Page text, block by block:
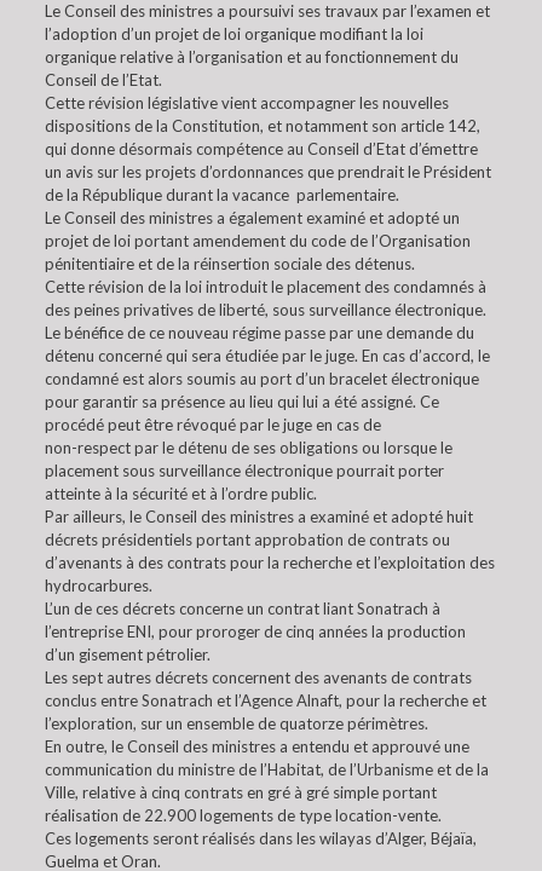
Le Conseil des ministres a poursuivi ses travaux par l’examen et
l’adoption d’un projet de loi organique modifiant la loi
organique relative à l’organisation et au fonctionnement du
Conseil de l’Etat.
Cette révision législative vient accompagner les nouvelles
dispositions de la Constitution, et notamment son article 142,
qui donne désormais compétence au Conseil d’Etat d’émettre
un avis sur les projets d’ordonnances que prendrait le Président
de la République durant la vacance parlementaire.
Le Conseil des ministres a également examiné et adopté un
projet de loi portant amendement du code de l’Organisation
pénitentiaire et de la réinsertion sociale des détenus.
Cette révision de la loi introduit le placement des condamnés à
des peines privatives de liberté, sous surveillance électronique.
Le bénéfice de ce nouveau régime passe par une demande du
détenu concerné qui sera étudiée par le juge. En cas d’accord, le
condamné est alors soumis au port d’un bracelet électronique
pour garantir sa présence au lieu qui lui a été assigné. Ce
procédé peut être révoqué par le juge en cas de
non-respect par le détenu de ses obligations ou lorsque le
placement sous surveillance électronique pourrait porter
atteinte à la sécurité et à l’ordre public.
Par ailleurs, le Conseil des ministres a examiné et adopté huit
décrets présidentiels portant approbation de contrats ou
d’avenants à des contrats pour la recherche et l’exploitation des
hydrocarbures.
L’un de ces décrets concerne un contrat liant Sonatrach à
l’entreprise ENI, pour proroger de cinq années la production
d’un gisement pétrolier.
Les sept autres décrets concernent des avenants de contrats
conclus entre Sonatrach et l’Agence Alnaft, pour la recherche et
l’exploration, sur un ensemble de quatorze périmètres.
En outre, le Conseil des ministres a entendu et approuvé une
communication du ministre de l’Habitat, de l’Urbanisme et de la
Ville, relative à cinq contrats en gré à gré simple portant
réalisation de 22.900 logements de type location-vente.
Ces logements seront réalisés dans les wilayas d’Alger, Béjaïa,
Guelma et Oran.